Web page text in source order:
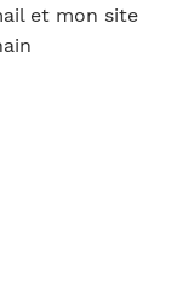
et mon site